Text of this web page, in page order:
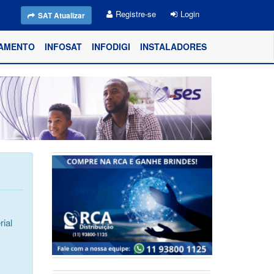
SAT Atualizar Registre-se Login
INFOSAT INFODIGI INSTALADORES